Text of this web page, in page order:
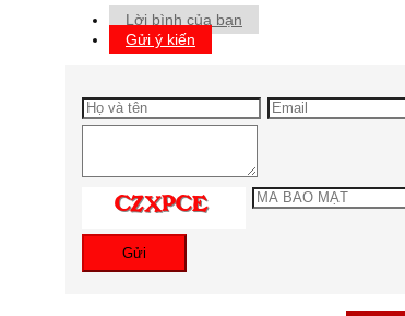
Lời bình của bạn
Gửi ý kiến
Gửi